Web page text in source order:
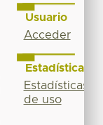
Usuario
Acceder
Estadísticas
Estadísticas
de uso